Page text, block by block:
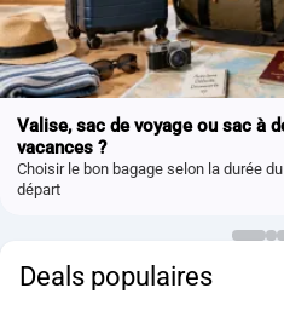
Valise, sac de voyage ou sac à
vacances ?
Choisir le bon bagage selon la durée
départ
Deals populaires